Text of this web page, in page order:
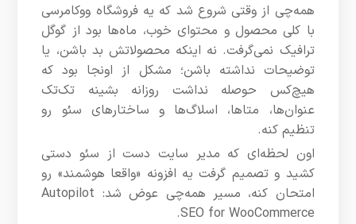
همه‌چی از وقتی شروع شد که یه فروشگاه ووکامرسی
با کلی محصول و محتوای خوب، ماه‌ها بود از گوگل
ترافیک نمی‌گرفت. نه اینکه محصولاتش بد باشن، یا
توضیحات نداشته باشن؛ مشکل از اونجا بود که
هیچ‌کس حوصله نداشت روزانه بشینه تک‌تک
عنوان‌ها، متاها، اسلاگ‌ها و ساختارهای سئو رو
تنظیم کنه.
اون لحظه‌ای که مدیر سایت دست از سئو دستی
کشید و تصمیم گرفت یه افزونه «واقعا هوشمند» رو
امتحان کنه، مسیر همه‌چی عوض شد: Autopilot
SEO for WooCommerce.